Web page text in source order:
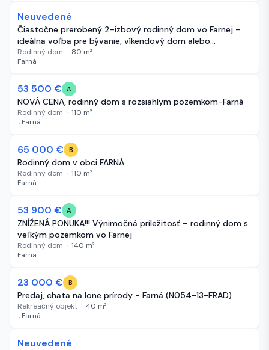
171 dní
Neuvedené
Čiastočne prerobený 2-izbový rodinný dom vo Farnej –
ideálna voľba pre bývanie, víkendový dom alebo
investíciu.
Rodinný dom · 80 m²
Farná
178 dní
-10 000 €
53 500 € A
NOVÁ CENA, rodinný dom s rozsiahlym pozemkom-Farná
Rodinný dom · 110 m²
., Farná
206 dní
65 000 € B
Rodinný dom v obci FARNÁ
Rodinný dom · 110 m²
Farná
206 dní
-6 100 €
53 900 € A
ZNÍŽENÁ PONUKA!!! Výnimočná príležitosť – rodinný dom s
veľkým pozemkom vo Farnej
Rodinný dom · 140 m²
Farná
290 dní
23 000 € B
Predaj, chata na lone prírody - Farná (N054-13-FRAD)
Rekreačný objekt · 40 m²
., Farná
374 dní
Neuvedené